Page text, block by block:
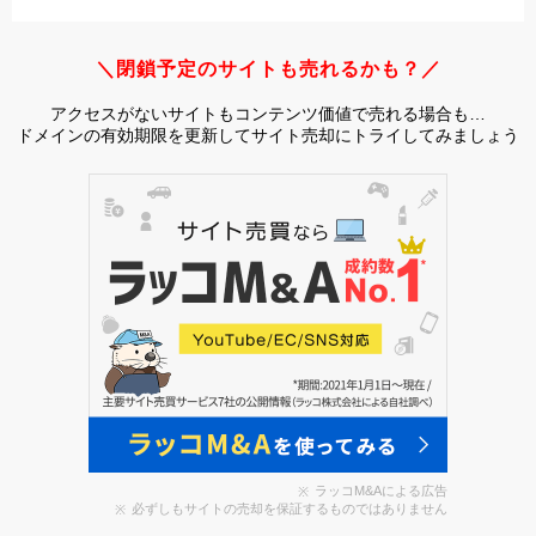
＼閉鎖予定のサイトも売れるかも？／
アクセスがないサイトもコンテンツ価値で売れる場合も…
ドメインの有効期限を更新してサイト売却にトライしてみましょう
ラッコM&Aによる広告
必ずしもサイトの売却を保証するものではありません